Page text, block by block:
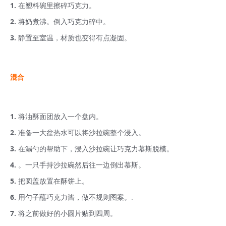
在塑料碗里擦碎巧克力。
将奶煮沸。倒入巧克力碎中。
静置至室温，材质也变得有点凝固。
混合
将油酥面团放入一个盘内。
准备一大盆热水可以将沙拉碗整个浸入。
在漏勺的帮助下，浸入沙拉碗让巧克力慕斯脱模。
。一只手持沙拉碗然后往一边倒出慕斯。
把圆盖放置在酥饼上。
用勺子蘸巧克力酱，做不规则图案。.
将之前做好的小圆片贴到四周。